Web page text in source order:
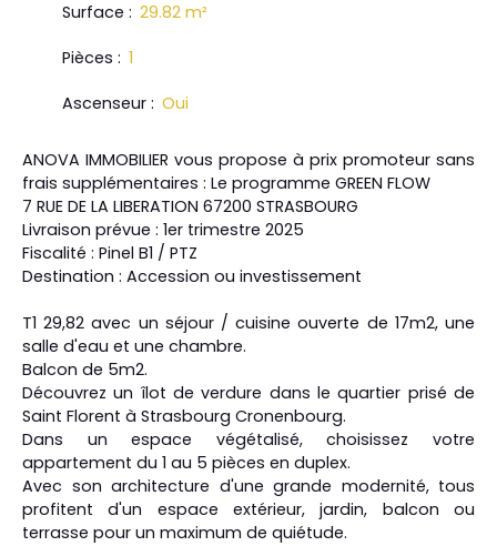
Surface : 29.82 m²
Pièces : 1
Ascenseur : Oui
ANOVA IMMOBILIER vous propose à prix promoteur sans
frais supplémentaires : Le programme GREEN FLOW
7 RUE DE LA LIBERATION 67200 STRASBOURG
Livraison prévue : 1er trimestre 2025
Fiscalité : Pinel B1 / PTZ
Destination : Accession ou investissement
T1 29,82 avec un séjour / cuisine ouverte de 17m2, une
salle d'eau et une chambre.
Balcon de 5m2.
Découvrez un îlot de verdure dans le quartier prisé de
Saint Florent à Strasbourg Cronenbourg.
Dans un espace végétalisé, choisissez votre
appartement du 1 au 5 pièces en duplex.
Avec son architecture d'une grande modernité, tous
profitent d'un espace extérieur, jardin, balcon ou
terrasse pour un maximum de quiétude.